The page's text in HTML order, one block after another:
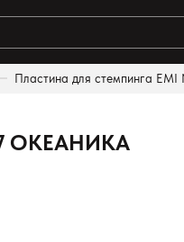
Пластина для стемпинга
ОКЕАНИКА